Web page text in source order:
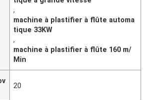
,
machine à plastifier à flûte automa
tique 33KW
,
machine à plastifier à flûte 160 m/
Min
20